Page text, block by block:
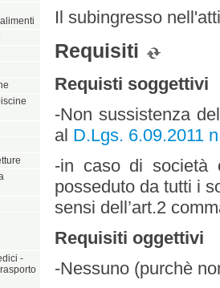
-
Il subingresso
Requisiti
Requisti soggettivi
-Non sussistenza
al D.Lgs. 6.09.2011
-in caso di società
posseduto da tutti i
sensi dell’art.2
Requisiti oggettivi
-Nessuno (purchè